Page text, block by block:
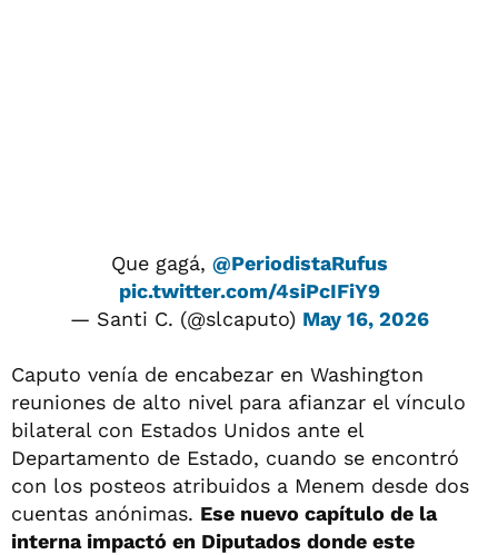
Que gagá, @PeriodistaRufus
pic.twitter.com/4siPcIFiY9
— Santi C. (@slcaputo) May 16, 2026
Caputo venía de encabezar en Washington
reuniones de alto nivel para afianzar el vínculo
bilateral con Estados Unidos ante el
Departamento de Estado, cuando se encontró
con los posteos atribuidos a Menem desde dos
cuentas anónimas. Ese nuevo capítulo de la
interna impactó en Diputados donde este